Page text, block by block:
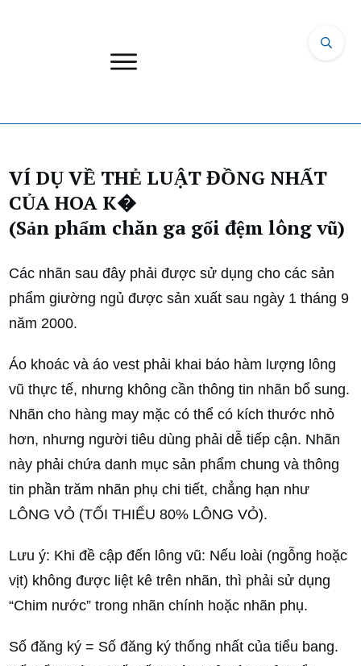
VÍ DỤ VỀ THẺ LUẬT ĐỒNG NHẤT
CỦA HOA K�
(Sản phẩm chăn ga gối đệm lông vũ)
Các nhãn sau đây phải được sử dụng cho các sản
phẩm giường ngủ được sản xuất sau ngày 1 tháng 9
năm 2000.
Áo khoác và áo vest phải khai báo hàm lượng lông
vũ thực tế, nhưng không cần thông tin nhãn bổ sung.
Nhãn cho hàng may mặc có thể có kích thước nhỏ
hơn, nhưng người tiêu dùng phải dễ tiếp cận. Nhãn
này phải chứa danh mục sản phẩm chung và thông
tin phần trăm nhãn phụ chi tiết, chẳng hạn như
LÔNG VỎ (TỐI THIỂU 80% LÔNG VỎ).
Lưu ý: Khi đề cập đến lông vũ: Nếu loài (ngỗng hoặc
vịt) không được liệt kê trên nhãn, thì phải sử dụng
“Chim nước” trong nhãn chính hoặc nhãn phụ.
Số đăng ký = Số đăng ký thống nhất của tiểu bang.